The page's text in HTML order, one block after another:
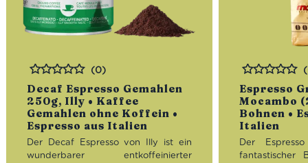
Decaf Espresso Gemahlen
250g, Illy • Kaffee
Gemahlen ohne Koffein •
Espresso aus Italien
Bewertet
(0)
Der Decaf Espresso von Illy ist ein
wunderbarer entkoffeinierter
Espresso
Mocambo
Bohnen •
Italien
Bewertet
Der
fantastischer